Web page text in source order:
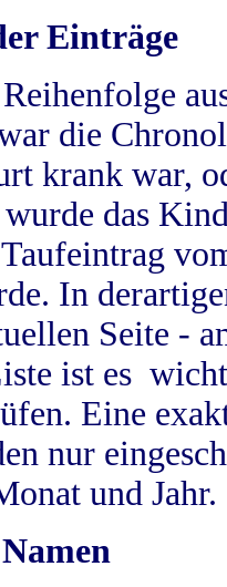
Einträge
die
krank war,
das
Taufeintrag
In
Seite -
ist es
Eine
nur
und Jahr.